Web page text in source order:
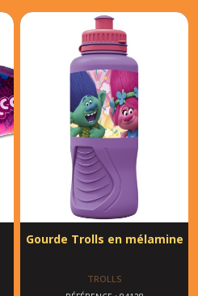
Gourde Trolls en mélamine
TROLLS